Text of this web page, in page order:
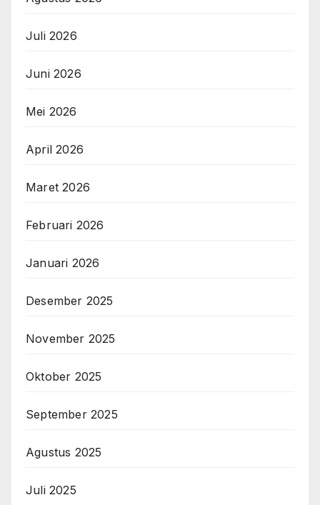
Juli 2026
Juni 2026
Mei 2026
April 2026
Maret 2026
Februari 2026
Januari 2026
Desember 2025
November 2025
Oktober 2025
September 2025
Agustus 2025
Juli 2025